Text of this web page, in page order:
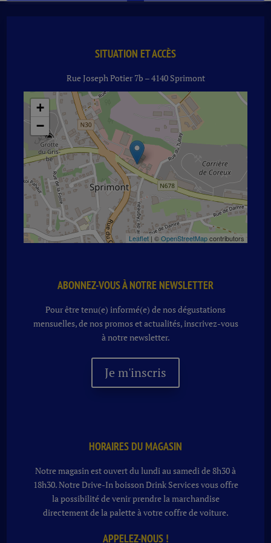
SITUATION ET ACCÈS
Rue Joseph Potier 7b – 4140 Sprimont
+
−
Leaflet| ©OpenStreetMapcontributors
ABONNEZ-VOUS À NOTRE NEWSLETTER
Pour être tenu(e) informé(e) de nos dégustations
mensuelles, de nos promos et actualités, inscrivez-vous
à notre newsletter.
Je m'inscris
HORAIRES DU MAGASIN
Notre magasin est ouvert du lundi au samedi de 8h30 à
18h30. NotreDrive-In boissonDrink Services vous offre
la possibilité de venir prendre la marchandise
directement de la palette à votre coffre de voiture.
APPELEZ-NOUS !